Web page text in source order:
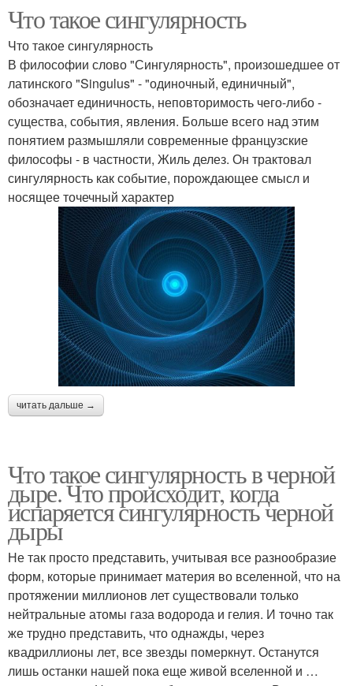
Что такое сингулярность
Что такое сингулярность
В философии слово "Сингулярность", произошедшее от
латинского "Singulus" - "одиночный, единичный",
обозначает единичность, неповторимость чего-либо -
существа, события, явления. Больше всего над этим
понятием размышляли современные французские
философы - в частности, Жиль делез. Он трактовал
сингулярность как событие, порождающее смысл и
носящее точечный характер
читать дальше →
Что такое сингулярность в черной
дыре. Что происходит, когда
испаряется сингулярность черной
дыры
Не так просто представить, учитывая все разнообразие
форм, которые принимает материя во вселенной, что на
протяжении миллионов лет существовали только
нейтральные атомы газа водорода и гелия. И точно так
же трудно представить, что однажды, через
квадриллионы лет, все звезды померкнут. Останутся
лишь останки нашей пока еще живой вселенной и …